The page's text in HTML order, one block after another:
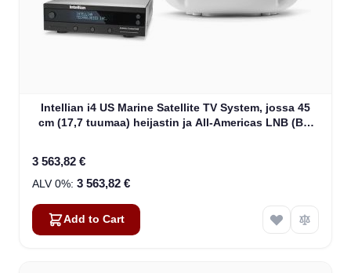
Intellian i4 US Marine Satellite TV System, jossa 45
cm (17,7 tuumaa) heijastin ja All-Americas LNB (B4-
3 563,82 €
3 563,82 €
Add to Cart